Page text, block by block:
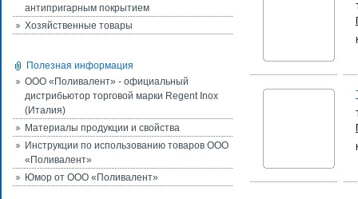
антипригарным покрытием
Хозяйственные товары
Полезная информация
ООО «Поливалент» - официальный
дистрибьютор торговой марки Regent Inox
(Италия)
Материалы продукции и свойства
Инструкции по использованию товаров ООО
«Поливалент»
Юмор от ООО «Поливалент»